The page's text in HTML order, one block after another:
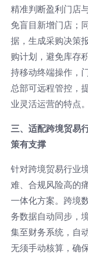
精准判断盈利门店
免盲目新增门店；
据，生成采购决策
购计划，避免库存
持移动终端操作，
总部可远程管控，
业灵活运营的特点。
三、适配跨境贸易
策有支撑
针对跨境贸易行业
难、合规风险高的
一体化方案。跨境
务数据自动同步，
集至财务系统，自
无须手动核算，确